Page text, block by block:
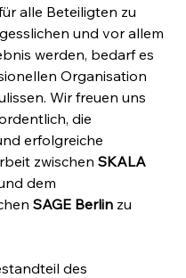
alle Beteiligten zu
und vor allem
werden, bedarf es
Organisation
Wir freuen uns
die
erfolgreiche
zwischen SKALA
dem
SAGE Berlin zu
des